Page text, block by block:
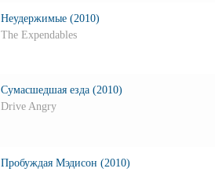
Неудержимые (2010)
The Expendables
Сумасшедшая езда (2010)
Drive Angry
Пробуждая Мэдисон (2010)